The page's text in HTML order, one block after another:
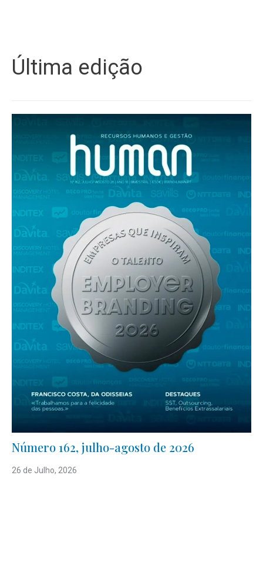
Última edição
Número 162, julho-agosto de 2026
26 de Julho, 2026